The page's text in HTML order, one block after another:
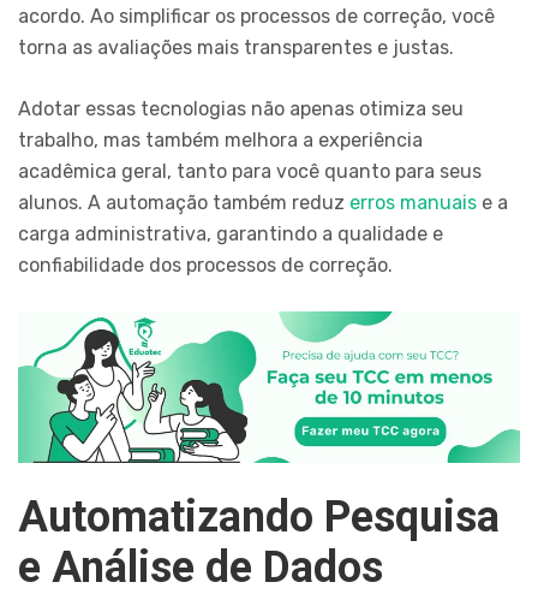
acordo. Ao simplificar os processos de correção, você
torna as avaliações mais transparentes e justas.
Adotar essas tecnologias não apenas otimiza seu
trabalho, mas também melhora a experiência
acadêmica geral, tanto para você quanto para seus
alunos. A automação também reduz erros manuais e a
carga administrativa, garantindo a qualidade e
confiabilidade dos processos de correção.
Automatizando Pesquisa
e Análise de Dados